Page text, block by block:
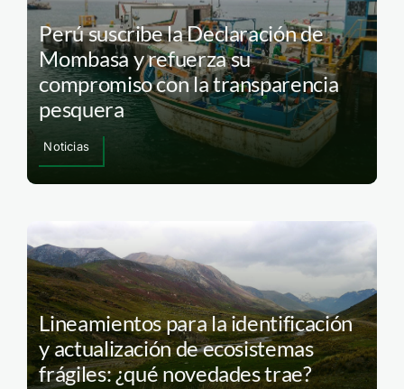
Perú suscribe la Declaración de
Mombasa y refuerza su
compromiso con la transparencia
pesquera
Noticias
Lineamientos para la identificación
y actualización de ecosistemas
frágiles: ¿qué novedades trae?